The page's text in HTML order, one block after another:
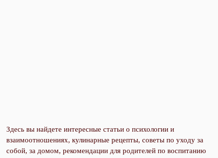
Здесь вы найдете интересные статьи о психологии и
взаимоотношениях, кулинарные рецепты, советы по уходу за
собой, за домом, рекомендации для родителей по воспитанию